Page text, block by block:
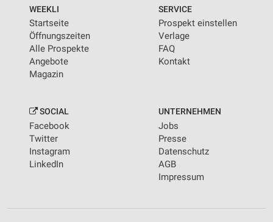
WEEKLI
Startseite
Öffnungszeiten
Alle Prospekte
Angebote
Magazin
SERVICE
Prospekt einstellen
Verlage
FAQ
Kontakt
SOCIAL
Facebook
Twitter
Instagram
LinkedIn
UNTERNEHMEN
Jobs
Presse
Datenschutz
AGB
Impressum